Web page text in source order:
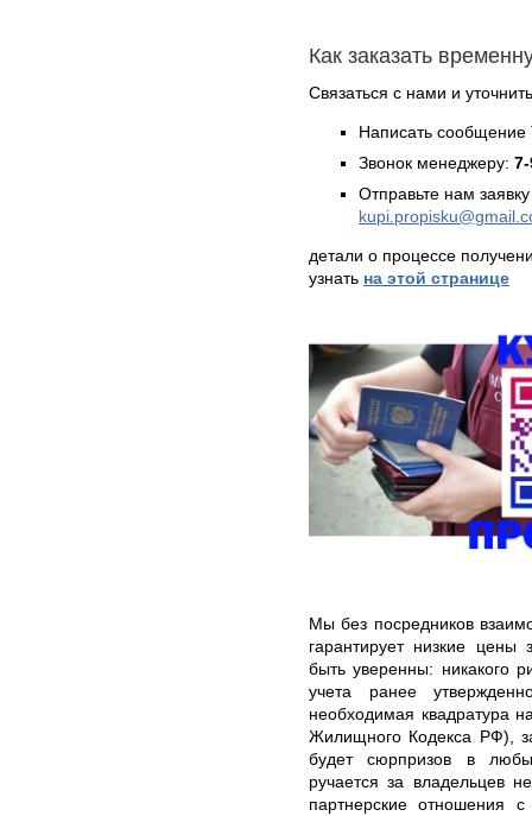
Как заказать
Связаться с нами и
Написать
Звонок менеджеру:
Отправьте нам
детали о процессе
узнать на этой странице
Мы без посредников
гарантирует низкие цены
быть уверенны: никакого
учета ранее
необходимая квадратура
Жилищного Кодекса РФ),
будет сюрпризов в
ручается за владельцев
партнерские отношения